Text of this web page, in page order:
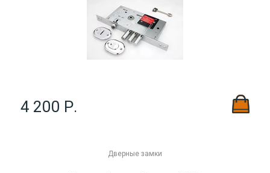
4 200 Р.
Дверные замки